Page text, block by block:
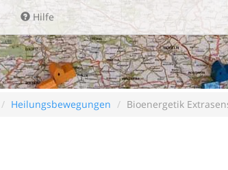
Hilfe
Heilungsbewegungen Bioenergetik